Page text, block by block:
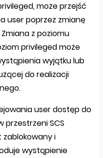
może przejść
user poprzez zmianę
z poziomu
privileged może
wyjątku lub
do realizacji
user dostęp do
przestrzeni SCS
i
wystąpienie